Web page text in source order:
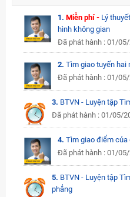
1. Miễn phí - Lý
hình không gian
Đã phát hành : 01/
2. Tìm giao tuyến hai
Đã phát hành : 01/
3. BTVN - Luyện tập
Đã phát hành : 01/05/
4. Tìm giao điểm của
Đã phát hành : 01/
5. BTVN - Luyện tập
phẳng